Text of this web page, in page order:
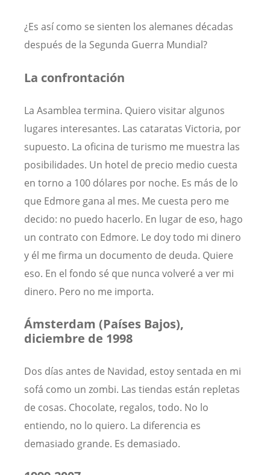
¿Es así como se sienten los alemanes décadas
después de la Segunda Guerra Mundial?
La confrontación
La Asamblea termina. Quiero visitar algunos
lugares interesantes. Las cataratas Victoria, por
supuesto. La oficina de turismo me muestra las
posibilidades. Un hotel de precio medio cuesta
en torno a 100 dólares por noche. Es más de lo
que Edmore gana al mes. Me cuesta pero me
decido: no puedo hacerlo. En lugar de eso, hago
un contrato con Edmore. Le doy todo mi dinero
y él me firma un documento de deuda. Quiere
eso. En el fondo sé que nunca volveré a ver mi
dinero. Pero no me importa.
Ámsterdam (Países Bajos),
diciembre de 1998
Dos días antes de Navidad, estoy sentada en mi
sofá como un zombi. Las tiendas están repletas
de cosas. Chocolate, regalos, todo. No lo
entiendo, no lo quiero. La diferencia es
demasiado grande. Es demasiado.